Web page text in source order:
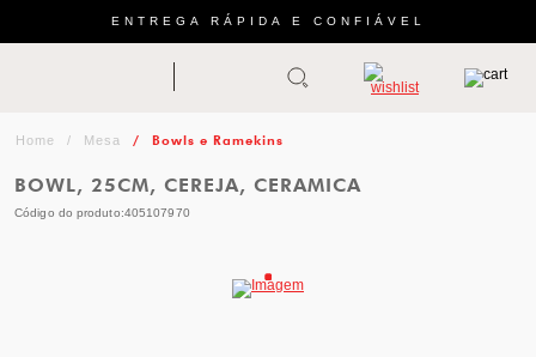
ENTREGA RÁPIDA E CONFIÁVEL
categoria
TESOURAS
Mesa Bowls e Ramekins
BOWL, 25CM, CEREJA, CERAMICA
Código do produto:405107970